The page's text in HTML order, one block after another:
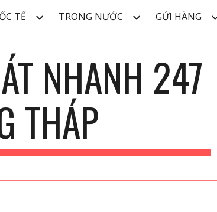
Skip to navigation
TẾ TRONG NƯỚC GỬI HÀNG
NHANH 247
THÁP